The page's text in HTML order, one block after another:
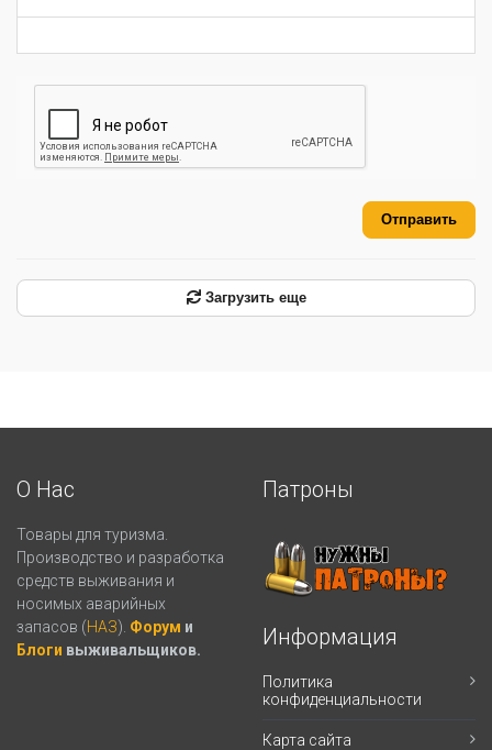
Отправить
Загрузить еще
О Нас
Товары для туризма.
Производство и разработка
средств выживания и
носимых аварийных
запасов (НАЗ). Форум и
Блоги выживальщиков.
Патроны
Информация
Политика
конфиденциальности
Карта сайта